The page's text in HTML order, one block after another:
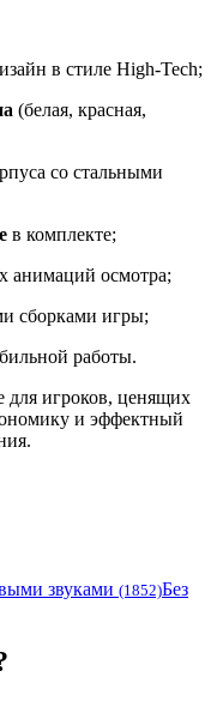
в стиле High-Tech;
(белая, красная,
со стальными
в комплекте;
анимаций осмотра;
сборками игры;
работы.
для игроков, ценящих
и эффектный
звуками (1852)Без